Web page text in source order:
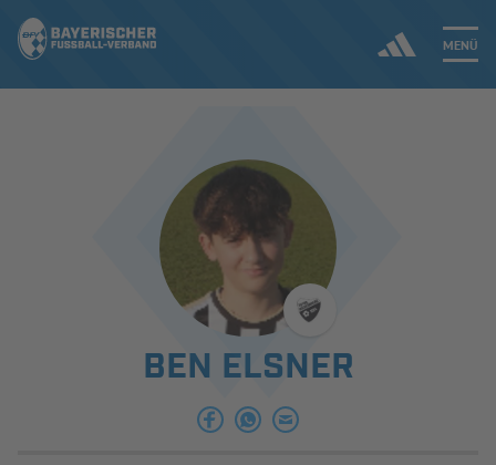
MENÜ
ERGEBNISSE & WETTBEWERBE
SPIELBETRIEB & VERBANDSLEBEN
AUSBILDUNG & FÖRDERUNG
BEN ELSNER